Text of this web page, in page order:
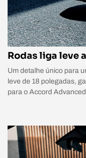
Rodas liga leve
Um detalhe único para
leve de 18 polegadas,
para o Accord